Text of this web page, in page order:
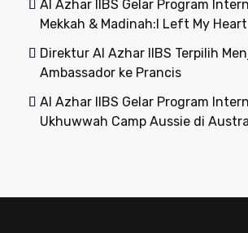
Al Azhar IIBS Gelar Program
Mekkah & Madinah:I Left My
Direktur Al Azhar IIBS Terpilih
Ambassador ke Prancis
Al Azhar IIBS Gelar Program
Ukhuwwah Camp Aussie di